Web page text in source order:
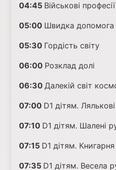
04:45 Військові професії
05:00 Швидка допомога
05:30 Гордість світу
06:00 Розклад долі
06:30 Далекій світ
07:00 D1 дітям.
07:10 D1 дітям. Шалені
07:15 D1 дітям. Книгарня
07:35 D1 дітям. Весела